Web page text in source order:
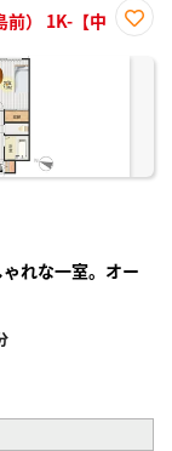
前） 1K-【中
に入
れな一室。オー